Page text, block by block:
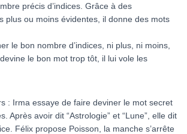
précis d’indices. Grâce à des
plus ou moins évidentes, il donne des mots
le bon nombre d’indices, ni plus, ni moins,
le bon mot trop tôt, il lui vole les
: Irma essaye de faire deviner le mot secret
Après avoir dit “Astrologie” et “Lune”, elle dit
Félix propose Poisson, la manche s’arrête